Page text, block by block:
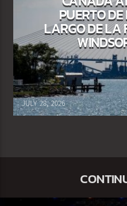
PUERTO
LARGO DE LA
JULY 28, 2026